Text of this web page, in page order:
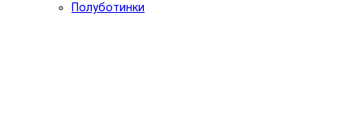
Полуботинки